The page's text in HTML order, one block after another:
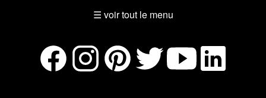
☰ voir tout le menu